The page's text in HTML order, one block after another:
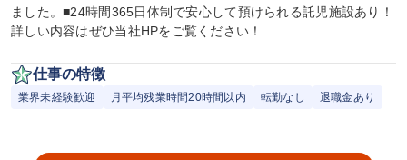
ました。■24時間365日体制で安心して預けられる託児施設あり！
詳しい内容はぜひ当社HPをご覧ください！
仕事の特徴
業界未経験歓迎 月平均残業時間20時間以内 転勤なし 退職金あり